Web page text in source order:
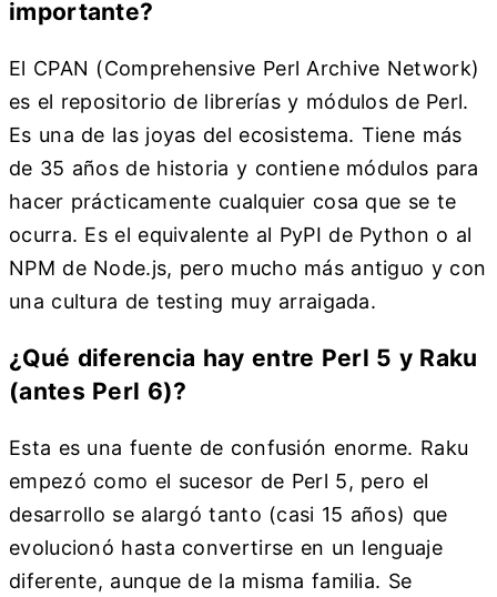
importante?
El CPAN (Comprehensive Perl Archive Network)
es el repositorio de librerías y módulos de Perl.
Es una de las joyas del ecosistema. Tiene más
de 35 años de historia y contiene módulos para
hacer prácticamente cualquier cosa que se te
ocurra. Es el equivalente al PyPI de Python o al
NPM de Node.js, pero mucho más antiguo y con
una cultura de testing muy arraigada.
¿Qué diferencia hay entre Perl 5 y Raku
(antes Perl 6)?
Esta es una fuente de confusión enorme. Raku
empezó como el sucesor de Perl 5, pero el
desarrollo se alargó tanto (casi 15 años) que
evolucionó hasta convertirse en un lenguaje
diferente, aunque de la misma familia. Se